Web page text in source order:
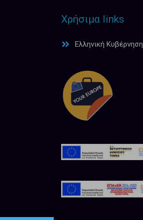
Χρήσιμα links
Ελληνική Κυβέρνηση